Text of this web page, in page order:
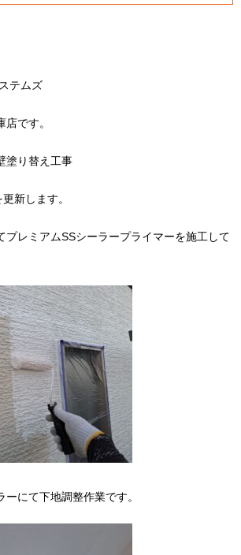
テムズ
です。
塗り替え工事
新します。
プレミアムSSシーラープライマーを施工して
ーにて下地調整作業です。